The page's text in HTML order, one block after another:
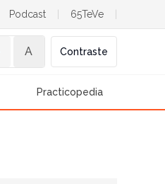
Podcast 65TeVe
A Contraste
Practicopedia